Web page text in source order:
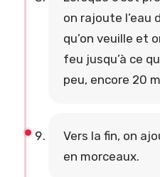
on rajoute l’eau
qu’on veuille et
feu jusqu’à ce
peu, encore 20
Vers la fin, on
en morceaux.